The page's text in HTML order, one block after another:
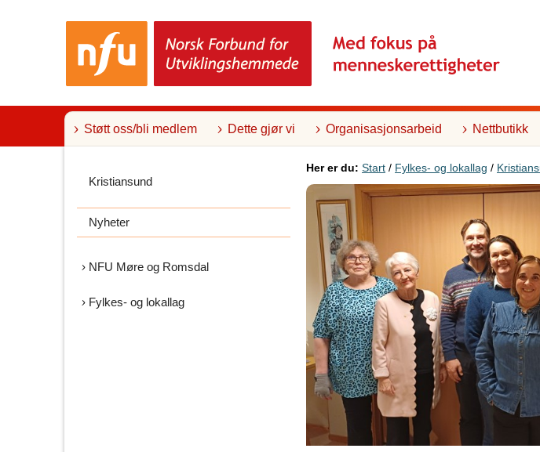
o
Støtt oss/bli medlem Dette gjør vi Organisasjonsarbeid Nettbutikk
Kristiansund
Nyheter
NFU Møre og Romsdal
Fylkes- og lokallag
Her er du: Start / Fylkes- og lokallag /